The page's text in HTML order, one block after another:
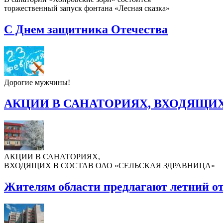
торжественный запуск фонтана «Лесная сказка»
С Днем защитника Отечества
Дорогие мужчины!
АКЦИИ В САНАТОРИЯХ,
АКЦИИ В САНАТОРИЯХ,
ВХОДЯЩИХ В СОСТАВ ОАО «СЕЛЬСКАЯ ЗДРАВНИЦА»
Жителям области предлагают летний